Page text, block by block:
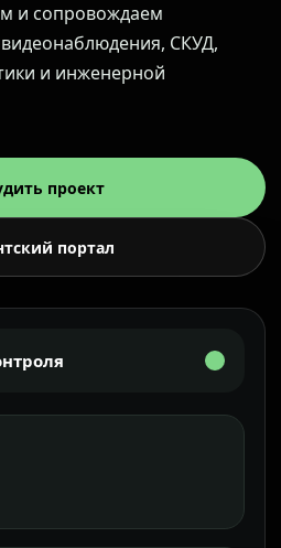
и сопровождаем
СКУД,
и инженерной
проект
портал